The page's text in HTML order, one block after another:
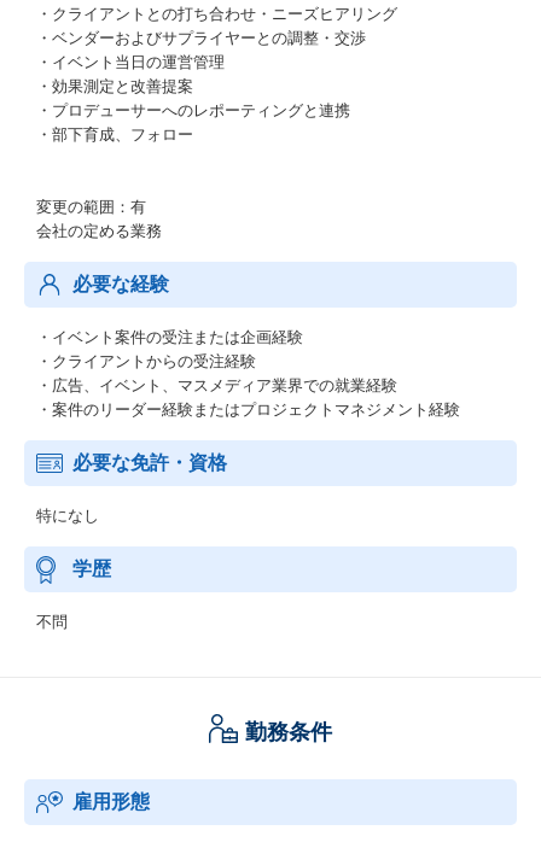
・クライアントとの打ち合わせ・ニーズヒアリング
・ベンダーおよびサプライヤーとの調整・交渉
・イベント当日の運営管理
・効果測定と改善提案
・プロデューサーへのレポーティングと連携
・部下育成、フォロー
変更の範囲：有
会社の定める業務
必要な経験
・イベント案件の受注または企画経験
・クライアントからの受注経験
・広告、イベント、マスメディア業界での就業経験
・案件のリーダー経験またはプロジェクトマネジメント経験
必要な免許・資格
特になし
学歴
不問
勤務条件
雇用形態